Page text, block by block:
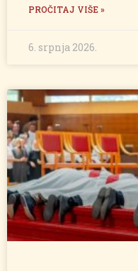
PROČITAJ VIŠE »
6. srpnja 2026.